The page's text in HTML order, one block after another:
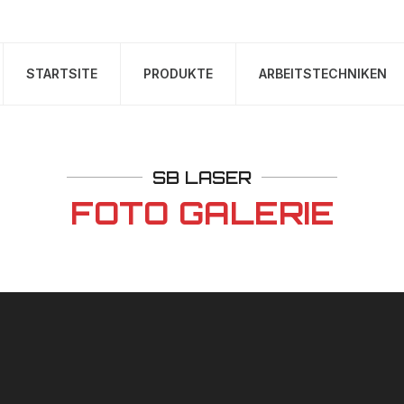
STARTSITE PRODUKTE ARBEITSTECHNIKEN
SB LASER
FOTO GALERIE